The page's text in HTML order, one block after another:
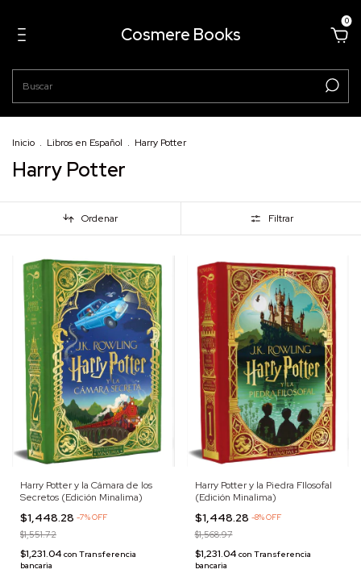
Cosmere Books
0
Inicio . Libros en Español . Harry Potter
Harry Potter
Ordenar Filtrar
Harry Potter y la Cámara de los
Secretos (Edición Minalima)
$1,448.28 -7%OFF
$1,551.72
$1,231.04 con Transferencia
bancaria
Harry Potter y la Piedra FIlosofal
(Edición Minalima)
$1,448.28 -8%OFF
$1,568.97
$1,231.04 con Transferencia
bancaria